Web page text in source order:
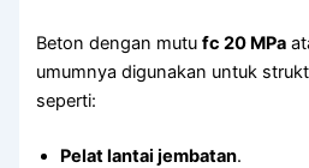
Beton dengan mutufc 20 MPa
umumnya digunakan untuk
seperti:
Pelat lantai jembatan.